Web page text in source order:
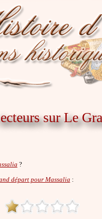
sur Le
?
départ pour Massalia :